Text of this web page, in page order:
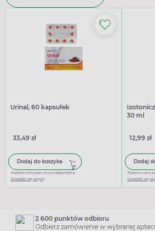
Urinal, 60 kapsułek
33,49 zł
Dodaj do koszyka
Podana cena jest ceną maksymalną
Dowiedz się więcej
30 ml
12,99 zł
Dodaj
Podana cena
Dowiedz się
2 600 punktów odbioru
Odbierz zamówienie w wybranej